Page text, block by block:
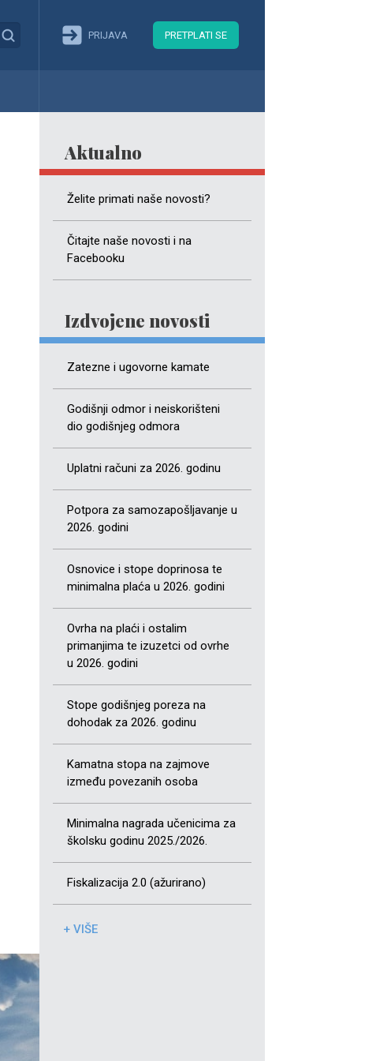
PRIJAVA PRETPLATI SE
Aktualno
Želite primati naše novosti?
Čitajte naše novosti i na
Facebooku
Izdvojene novosti
Zatezne i ugovorne kamate
Godišnji odmor i neiskorišteni
dio godišnjeg odmora
Uplatni računi za 2026. godinu
Potpora za samozapošljavanje u
2026. godini
Osnovice i stope doprinosa te
minimalna plaća u 2026. godini
Ovrha na plaći i ostalim
primanjima te izuzetci od ovrhe
u 2026. godini
Stope godišnjeg poreza na
dohodak za 2026. godinu
Kamatna stopa na zajmove
između povezanih osoba
Minimalna nagrada učenicima za
školsku godinu 2025./2026.
Fiskalizacija 2.0 (ažurirano)
+ VIŠE